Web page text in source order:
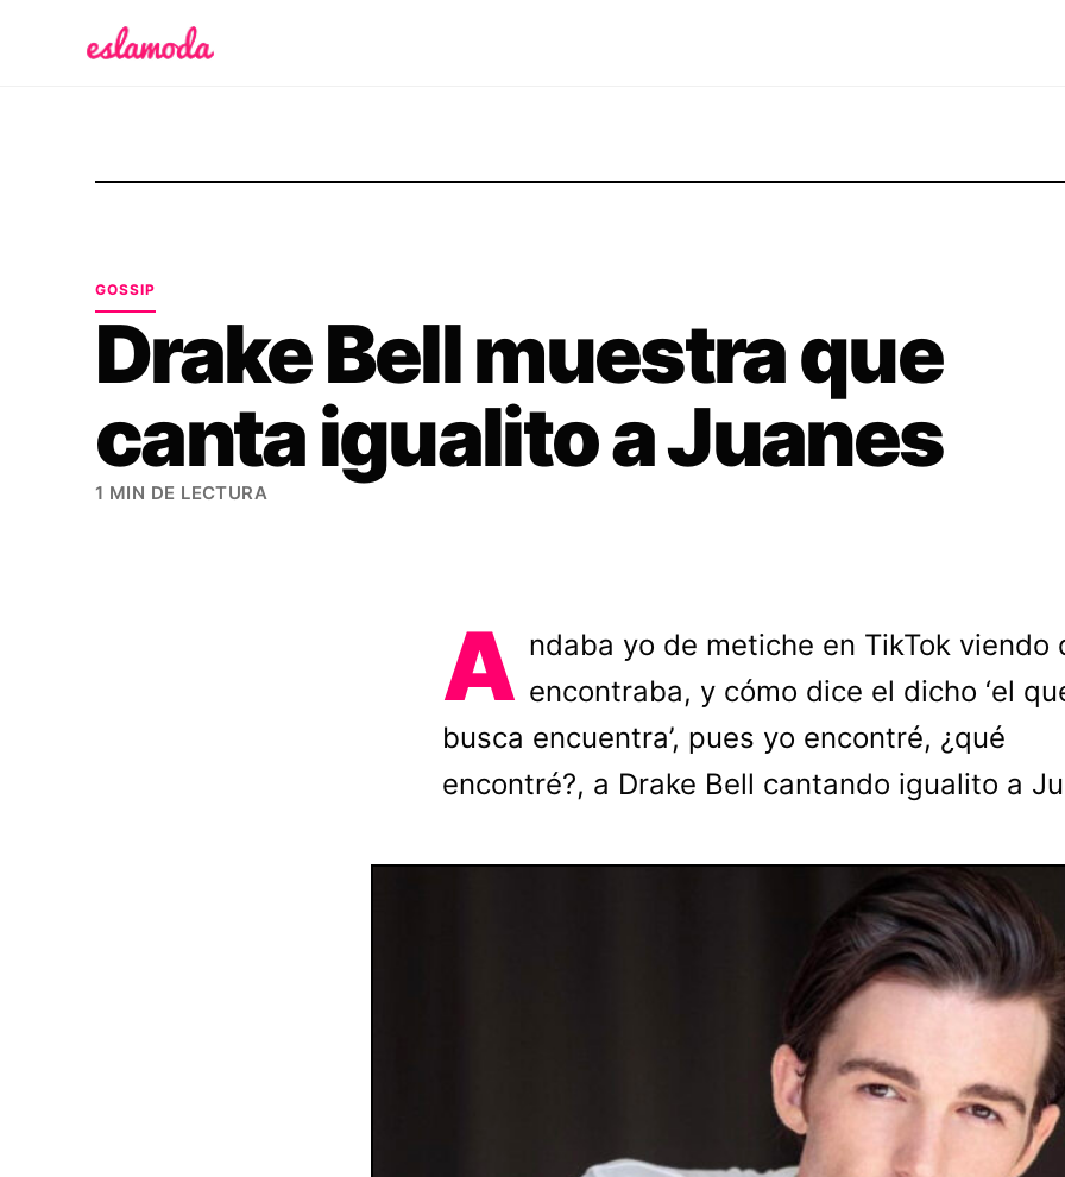
GOSSIP
Drake Bell muestra que
canta igualito a Juanes
1 MIN DE LECTURA
A ndaba yo de metiche en TikTok viendo
encontraba, y cómo dice el dicho ‘el
busca encuentra’, pues yo encontré, ¿qué
encontré?, a Drake Bell cantando igualito a